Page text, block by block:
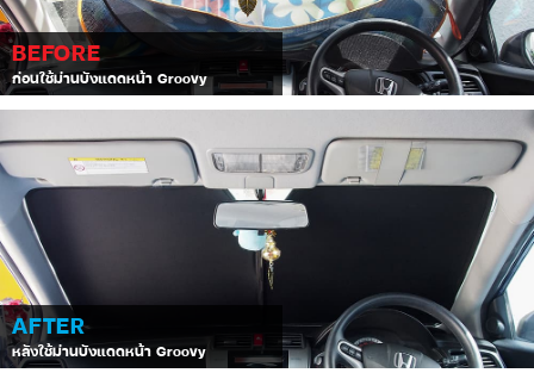
BEFORE
ก่อนใช้ม่านบังแดดหน้า Groovy
AFTER
หลังใช้ม่านบังแดดหน้า Groovy